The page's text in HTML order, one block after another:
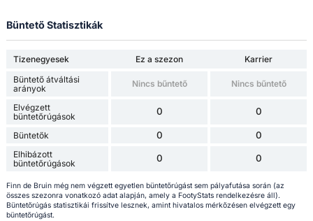
Büntető Statisztikák
Tizenegyesek Ez a szezon
Karrier
Büntető átváltási
arányok
Nincs bűntető Nincs bűntető
Elvégzett
büntetőrúgások
0 0
Büntetők 0 0
Elhibázott
büntetőrúgások
0 0
Finn de Bruin még nem végzett egyetlen büntetőrúgást sem pályafutása során (az
összes szezonra vonatkozó adat alapján, amely a FootyStats rendelkezésre áll).
Büntetőrúgás statisztikái frissítve lesznek, amint hivatalos mérkőzésen elvégzett egy
büntetőrúgást.